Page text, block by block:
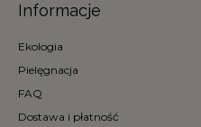
Informacje
Ekologia
Pielęgnacja
FAQ
Dostawa i płatność